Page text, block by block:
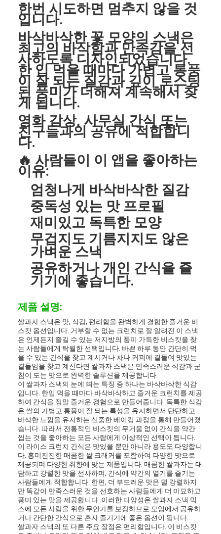
한번 시도하면 멈추지 않을 것
입니다.
바삭바삭한 꽃 모양의 스낵은
최고의 바삭함과 만족감을 선
사하도록 디자인되었습니다.
한 입 먹을 때마다 가볍고 통풍
이 잘 되는 질감과 깊이 로스팅
된 풍미가 더해져 계속해서 찾
게 됩니다.
영화 감상, 사무실 간식 또는
친구들과의 공유에 적합합니
다.
🔥 사람들이 이 앱을 좋아하는
이유:
엄청나게 바삭바삭한 질감
중독성 있는 맛 프로필
재미있고 독특한 모양
무겁지도 기름지지도 않은
가벼운 스낵
공유하거나 개인 간식을 즐
기기에 좋습니다.
제품 설명:
쌀과자 스낵은 맛, 식감, 편리함을 완벽하게 결합한 즐거운 비
스킷 옵션입니다. 거부할 수 없는 크런치로 잘 알려진 이 스낵
은 언제든지 즐길 수 있는 저지방의 풍미 가득한 비스킷을 찾
는 사람들에게 탁월한 선택입니다. 바쁜 하루 동안 간단히 먹
을 수 있는 간식을 찾고 계시거나 차나 커피에 곁들여 맛있는
곁들임을 찾고 계신다면 쌀과자 스낵은 만족스러운 식감과 군
침이 도는 맛으로 완벽한 솔루션을 제공합니다.
이 쌀과자 스낵의 눈에 띄는 특징 중 하나는 바삭바삭한 식감
입니다. 한입 먹을 때마다 바삭바삭하고 즐거운 크런치를 제공
하여 간식을 정말 즐거운 경험으로 만들어줍니다. 독특한 식감
은 쌀의 가볍고 통풍이 잘 되는 특성을 유지하면서 단단하고
바삭한 느낌을 유지하는 신중한 베이킹 과정을 통해 만들어졌
습니다. 따라서 전통적인 비스킷의 무거움 없이 간식을 약간
씹는 것을 좋아하는 모든 사람에게 이상적인 선택이 됩니다.
이 라이스 크런치 간식은 맛있을 뿐만 아니라 용도도 다양합니
다. 흥미진진한 매콤한 쌀 크래커를 포함하여 다양한 맛으로
제공되며 다양한 취향에 맞는 제품입니다. 매콤한 쌀과자는 대
담하고 강렬한 맛을 선사하며, 간식에 약간의 열기를 즐기는
사람들에게 적합합니다. 한편, 더 부드러운 맛은 덜 강렬하지
만 똑같이 만족스러운 것을 선호하는 사람들에게 더 미묘하고
풍미 있는 맛을 제공합니다. 이러한 다양성은 쌀과자 스낵 믹
스에 모든 사람을 위한 무언가를 보장하므로 모임에서 공유하
거나 간단한 간식으로 혼자 즐기기에 좋은 옵션이 됩니다.
쌀과자 스낵의 또 다른 주요 장점은 편리함입니다. 이 비스킷